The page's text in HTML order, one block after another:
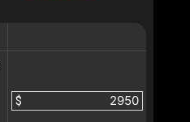
$